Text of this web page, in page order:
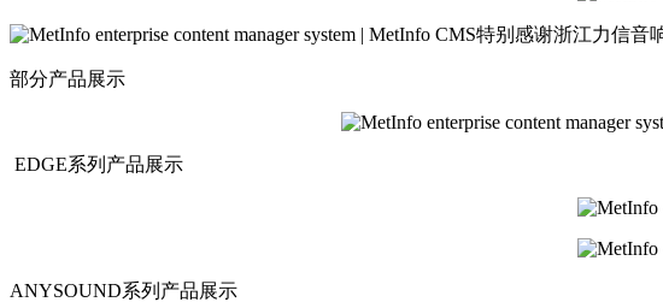
特别感谢浙江力信音
部分产品展示
EDGE系列产品展示
ANYSOUND系列产品展示